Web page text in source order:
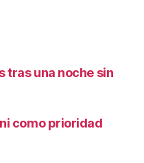
tras una noche sin
como prioridad